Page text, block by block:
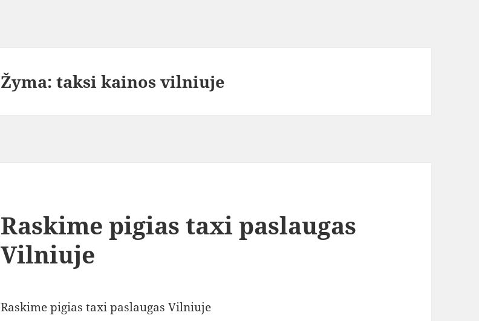
Žyma:taksi kainos vilniuje
Raskime pigias taxi paslaugas
Vilniuje
Raskime pigias taxi paslaugas Vilniuje